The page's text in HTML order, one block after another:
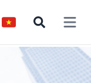
Open